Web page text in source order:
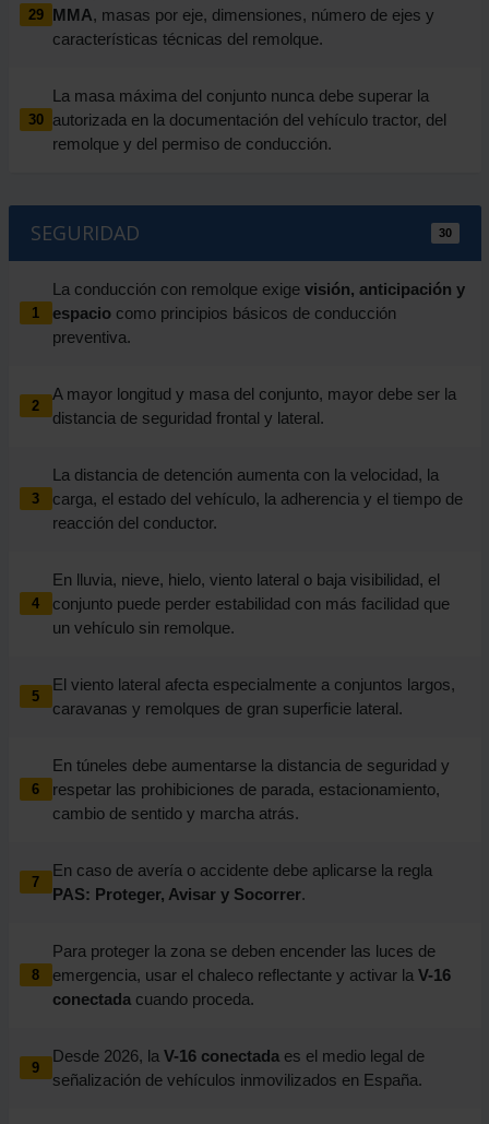
29
MMA, masas por eje, dimensiones, número de ejes y
características técnicas del remolque.
30
La masa máxima del conjunto nunca debe superar la
autorizada en la documentación del vehículo tractor, del
remolque y del permiso de conducción.
SEGURIDAD 30
1
La conducción con remolque exige visión, anticipación y
espaciocomo principios básicos de conducción
preventiva.
2
A mayor longitud y masa del conjunto, mayor debe ser la
distancia de seguridad frontal y lateral.
3
La distancia de detención aumenta con la velocidad, la
carga, el estado del vehículo, la adherencia y el tiempo de
reacción del conductor.
4
En lluvia, nieve, hielo, viento lateral o baja visibilidad, el
conjunto puede perder estabilidad con más facilidad que
un vehículo sin remolque.
5
El viento lateral afecta especialmente a conjuntos largos,
caravanas y remolques de gran superficie lateral.
6
En túneles debe aumentarse la distancia de seguridad y
respetar las prohibiciones de parada, estacionamiento,
cambio de sentido y marcha atrás.
7
En caso de avería o accidente debe aplicarse la regla
PAS: Proteger, Avisar y Socorrer.
8
Para proteger la zona se deben encender las luces de
emergencia, usar el chaleco reflectante y activar la V-16
conectadacuando proceda.
9
Desde 2026, la V-16 conectadaes el medio legal de
señalización de vehículos inmovilizados en España.